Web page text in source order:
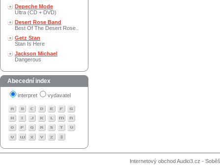
Depeche Mode
Ultra (CD + DVD)
Desert Rose Band
Best Of The Desert Rose..
Getz Stan
Stan Is Here
Jackson Michael
Dangerous
Abecední index
interpret vydavatel
Internetový obchod Audio3.cz -